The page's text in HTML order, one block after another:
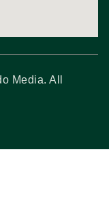
Media. All